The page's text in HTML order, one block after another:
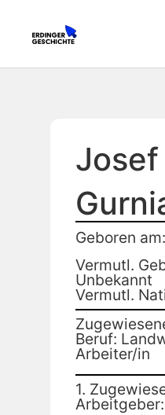
Josef
Geboren
Vermutl.
Unbekannt
Vermutl.
Beruf:
Arbeiter/in
1.